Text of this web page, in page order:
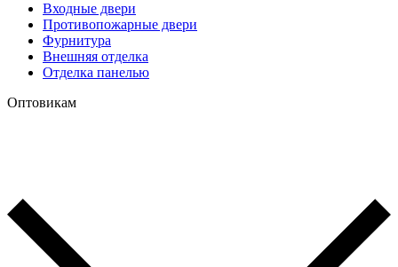
Входные двери
Противопожарные двери
Фурнитура
Внешняя отделка
Отделка панелью
Оптовикам